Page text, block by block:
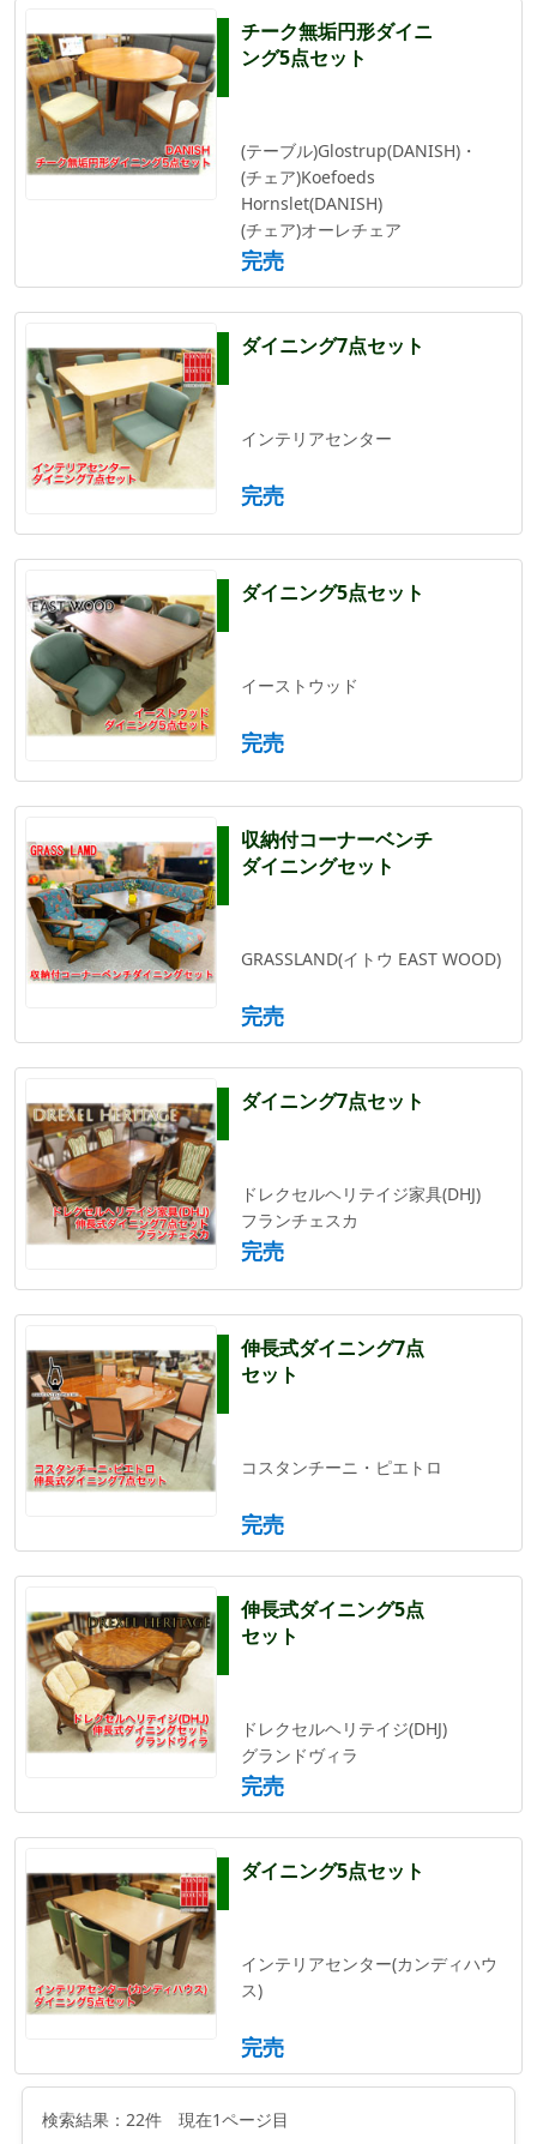
チーク無垢円形ダイニ
ング5点セット
(テーブル)Glostrup(DANISH)・
(チェア)Koefoeds
Hornslet(DANISH)
(チェア)オーレチェア
完売
ダイニング7点セット
インテリアセンター
完売
ダイニング5点セット
イーストウッド
完売
収納付コーナーベンチ
ダイニングセット
GRASSLAND(イトウ EAST WOOD)
完売
ダイニング7点セット
ドレクセルヘリテイジ家具(DHJ)
フランチェスカ
完売
伸長式ダイニング7点
セット
コスタンチーニ・ピエトロ
完売
伸長式ダイニング5点
セット
ドレクセルヘリテイジ(DHJ)
グランドヴィラ
完売
ダイニング5点セット
インテリアセンター(カンディハウ
ス)
完売
検索結果：22件 現在1ページ目